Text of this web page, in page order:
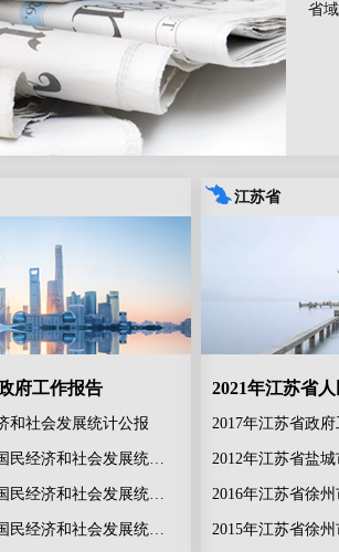
省
府工作报告
和社会发展统计公报
江苏省
2021年江苏省
2017年江苏省政